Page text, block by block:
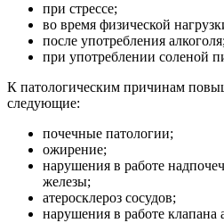
при стрессе;
во время физической
после употребления алкоголя;
при употреблении соленой
К патологическим причинам
следующие:
почечные патологии;
ожирение;
нарушения в работе
железы;
атеросклероз сосудов;
нарушения в работе клапана